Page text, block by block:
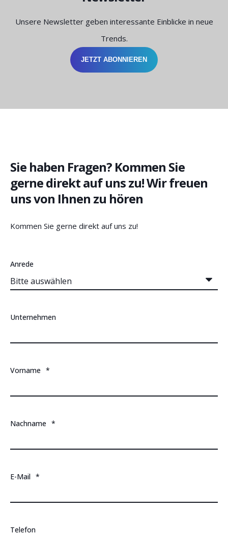
Unsere Newsletter geben interessante Einblicke in neue
Trends.
JETZT ABONNIEREN
Sie haben Fragen? Kommen Sie
gerne direkt auf uns zu! Wir freuen
uns von Ihnen zu hören
Kommen Sie gerne direkt auf uns zu!
Anrede
Unternehmen
Vorname *
Nachname *
E-Mail *
Telefon